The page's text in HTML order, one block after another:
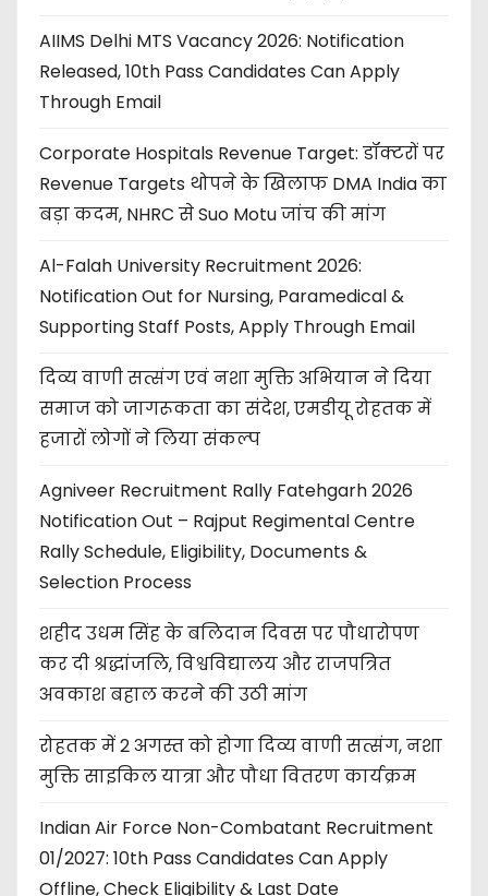
AIIMS Delhi MTS Vacancy 2026: Notification
Released, 10th Pass Candidates Can Apply
Through Email
Corporate Hospitals Revenue Target: डॉक्टरों पर
Revenue Targets थोपने के खिलाफ DMA India का
बड़ा कदम, NHRC से Suo Motu जांच की मांग
Al-Falah University Recruitment 2026:
Notification Out for Nursing, Paramedical &
Supporting Staff Posts, Apply Through Email
दिव्य वाणी सत्संग एवं नशा मुक्ति अभियान ने दिया
समाज को जागरूकता का संदेश, एमडीयू रोहतक में
हजारों लोगों ने लिया संकल्प
Agniveer Recruitment Rally Fatehgarh 2026
Notification Out – Rajput Regimental Centre
Rally Schedule, Eligibility, Documents &
Selection Process
शहीद उधम सिंह के बलिदान दिवस पर पौधारोपण
कर दी श्रद्धांजलि, विश्वविद्यालय और राजपत्रित
अवकाश बहाल करने की उठी मांग
रोहतक में 2 अगस्त को होगा दिव्य वाणी सत्संग, नशा
मुक्ति साइकिल यात्रा और पौधा वितरण कार्यक्रम
Indian Air Force Non-Combatant Recruitment
01/2027: 10th Pass Candidates Can Apply
Offline, Check Eligibility & Last Date